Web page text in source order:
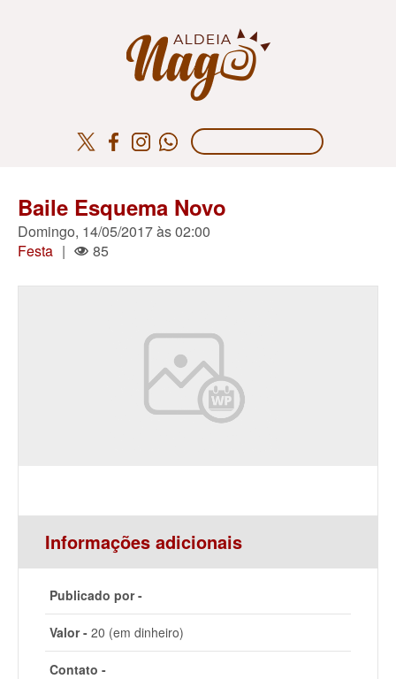
Baile Esquema Novo
Domingo, 14/05/2017 às 02:00
Festa | 85
Informações adicionais
Publicado por -
Valor - 20 (em dinheiro)
Contato -